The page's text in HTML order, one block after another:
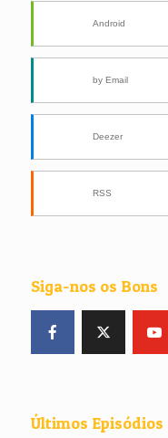
Android
by Email
Deezer
RSS
Siga-nos os Bons
Últimos Episódios